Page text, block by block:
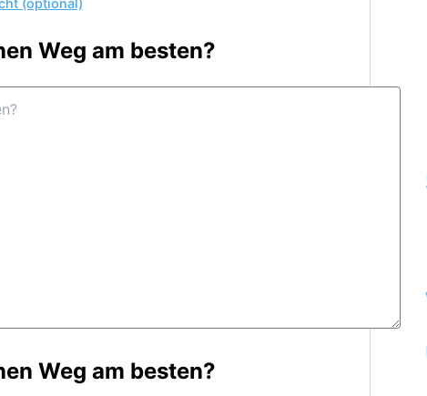
(optional)
Weg am besten?
Weg am besten?